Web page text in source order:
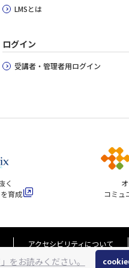
をお読みください。 cookie
LMSとは
ログイン
受講者・管理者用ログイン
く
育成
コミュ
アクセシビリティについて
All Rights Reserved.